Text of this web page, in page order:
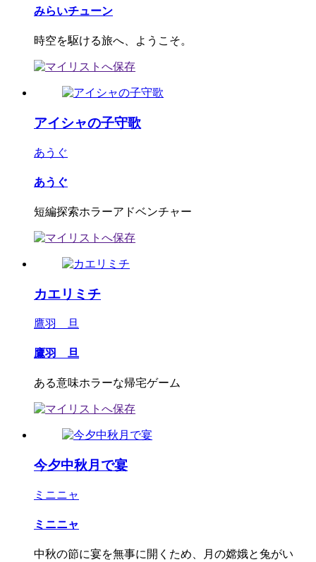
みらいチューン
時空を駆ける旅へ、ようこそ。
アイシャの子守歌
あうぐ
あうぐ
短編探索ホラーアドベンチャー
カエリミチ
鷹羽 旦
鷹羽 旦
ある意味ホラーな帰宅ゲーム
今夕中秋月で宴
ミニニャ
ミニニャ
中秋の節に宴を無事に開くため、月の嫦娥と兔がい